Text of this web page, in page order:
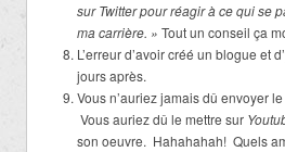
sur Twitter pour réagir à ce qui se
ma carrière. » Tout un conseil ça
L’erreur d’avoir créé un blogue et
jours après.
Vous n’auriez jamais dû envoyer
Vous auriez dû le mettre sur
son oeuvre. Hahahahah! Quels